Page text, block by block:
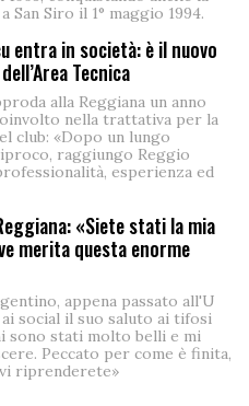
San Siro il 1° maggio 1994.
entra in società: è il nuovo
Tecnica
alla Reggiana un anno
nella trattativa per la
club: «Dopo un lungo
raggiungo Reggio
esperienza ed
«Siete stati la mia
merita questa enorme
appena passato all'U
social il suo saluto ai tifosi
sono stati molto belli e mi
Peccato per come è finita,
riprenderete»